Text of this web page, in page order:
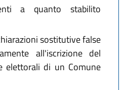
a quanto stabilito
sostitutive false
all'iscrizione del
elettorali di un Comune